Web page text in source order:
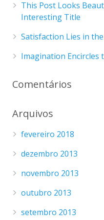
This Post Looks
Interesting Title
Satisfaction Lies in
Imagination Encircles
Comentários
Arquivos
fevereiro 2018
dezembro 2013
novembro 2013
outubro 2013
setembro 2013